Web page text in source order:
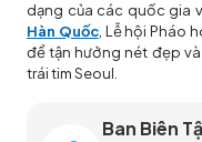
dạng của các quốc gia
Hàn Quốc, Lễ hội Pháo
để tận hưởng nét đẹp
trái tim Seoul.
Ban Biên